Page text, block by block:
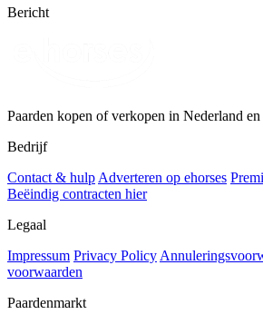
Bericht
Paarden kopen of verkopen in Nederland
Bedrijf
Contact & hulp Adverteren op ehorses
Beëindig contracten hier
Legaal
Impressum Privacy Policy
voorwaarden
Paardenmarkt